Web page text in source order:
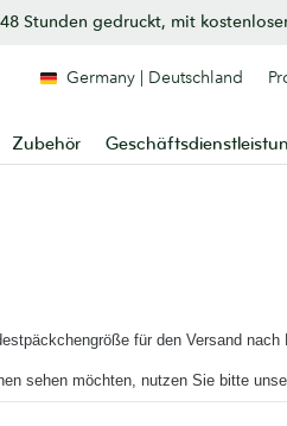
Stunden gedruckt, mit
Zubehör
Germany | Deutschland
für den Versand nach
sehen möchten, nutzen Sie bitte